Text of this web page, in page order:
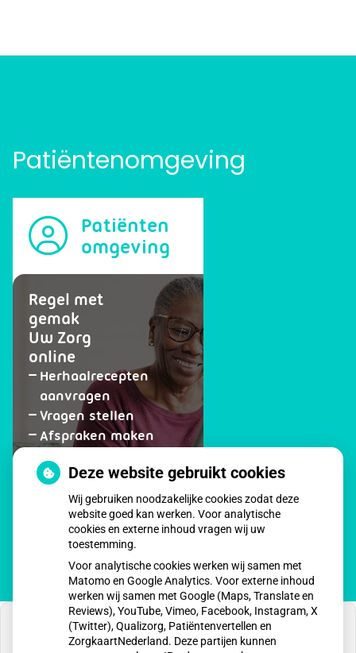
Patiëntenomgeving
Patiënten
omgeving
Regel met
gemak
Uw Zorg
online
Herhaalrecepten
aanvragen
Vragen stellen
Afspraken maken
patiëntenomgeving
Medisch
Centrum
Ubachsberg
Deze website gebruikt cookies
Wij gebruiken noodzakelijke cookies zodat deze
website goed kan werken. Voor analytische
cookies en externe inhoud vragen wij uw
toestemming.
Voor analytische cookies werken wij samen met
Matomo en Google Analytics. Voor externe inhoud
werken wij samen met Google (Maps, Translate en
Reviews), YouTube, Vimeo, Facebook, Instagram, X
(Twitter), Qualizorg, Patiëntenvertellen en
ZorgkaartNederland. Deze partijen kunnen